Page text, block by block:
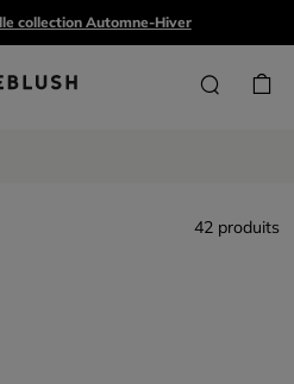
collection Automne-Hiver
42 produits